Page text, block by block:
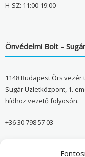
H-SZ: 11:00-19:00
Önvédelmi Bolt –
1148 Budapest Örs vezér
Sugár Üzletközpont, 1.
hídhoz vezető folyosón.
+36 30 798 57 03